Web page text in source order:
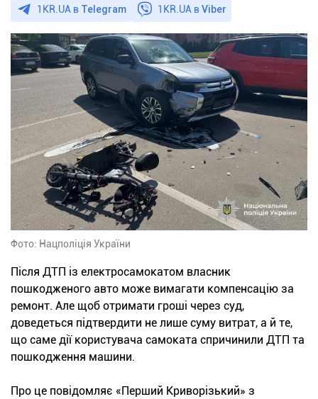
1KR.UA в Telegram 1KR.UA вViber
Фото: Нацполіція України
Після ДТП із електросамокатом власник
пошкодженого авто може вимагати компенсацію за
ремонт. Але щоб отримати гроші через суд,
доведеться підтвердити не лише суму витрат, а й те,
що саме дії користувача самоката спричинили ДТП та
пошкодження машини.
Про це повідомляє «Перший Криворізький» з